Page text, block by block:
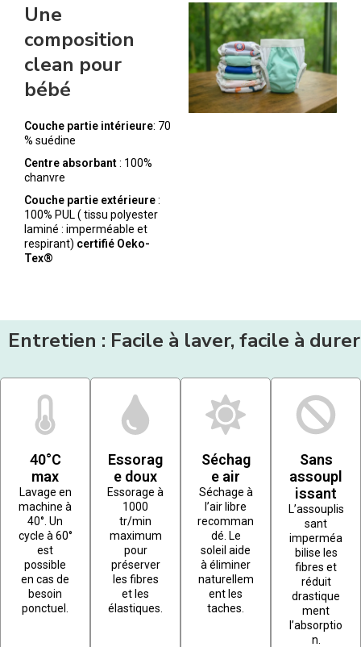
Une
composition
clean pour
bébé
Couche partie intérieure: 70
% suédine
Centre absorbant: 100%
chanvre
Couche partie extérieure:
100% PUL ( tissu polyester
laminé : imperméable et
respirant) certifié Oeko-
Tex®
Entretien : Facile à laver, facile à durer
40°C
max
Lavage en
machine à
40°. Un
cycle à 60°
est
possible
en cas de
besoin
ponctuel.
Essorag
e doux
Essorage à
1000
tr/min
maximum
pour
préserver
les fibres
et les
élastiques.
Séchag
e air
Séchage à
l’air libre
recomman
dé. Le
soleil aide
à éliminer
naturellem
ent les
taches.
Sans
assoupl
issant
L’assouplis
sant
imperméa
bilise les
fibres et
réduit
drastique
ment
l’absorptio
n.